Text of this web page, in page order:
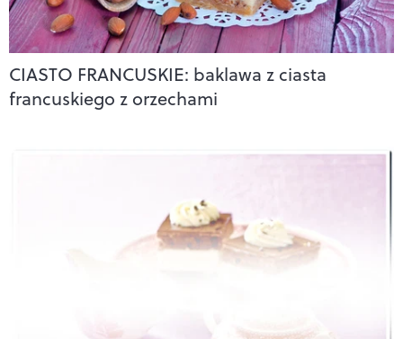
CIASTO FRANCUSKIE: baklawa z ciasta
francuskiego z orzechami